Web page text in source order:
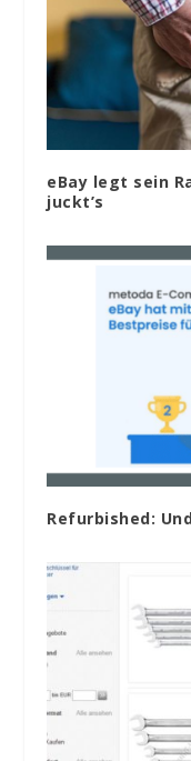
eBay legt sein
juckt’s
Refurbished: